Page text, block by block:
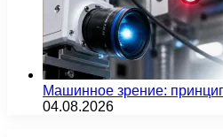
Машинное зрение:
04.08.2026